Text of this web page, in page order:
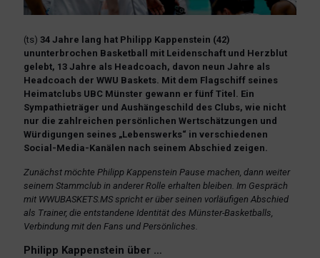
(ts) 34 Jahre lang hat Philipp Kappenstein (42)
ununterbrochen Basketball mit Leidenschaft und Herzblut
gelebt, 13 Jahre als Headcoach, davon neun Jahre als
Headcoach der WWU Baskets. Mit dem Flagschiff seines
Heimatclubs UBC Münster gewann er fünf Titel. Ein
Sympathieträger und Aushängeschild des Clubs, wie nicht
nur die zahlreichen persönlichen Wertschätzungen und
Würdigungen seines „Lebenswerks“ in verschiedenen
Social-Media-Kanälen nach seinem Abschied zeigen.
Zunächst möchte Philipp Kappenstein Pause machen, dann weiter
seinem Stammclub in anderer Rolle erhalten bleiben. Im Gespräch
mit WWUBASKETS.MS spricht er über seinen vorläufigen Abschied
als Trainer, die entstandene Identität des Münster-Basketballs,
Verbindung mit den Fans und Persönliches.
Philipp Kappenstein über …